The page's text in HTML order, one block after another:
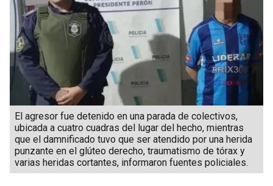
El agresor fue detenido en una parada de colectivos,
ubicada a cuatro cuadras del lugar del hecho, mientras
que el damnificado tuvo que ser atendido por una herida
punzante en el glúteo derecho, traumatismo de tórax y
varias heridas cortantes, informaron fuentes policiales.